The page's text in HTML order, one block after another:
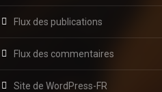
Flux des publications
Flux des commentaires
Site de WordPress-FR